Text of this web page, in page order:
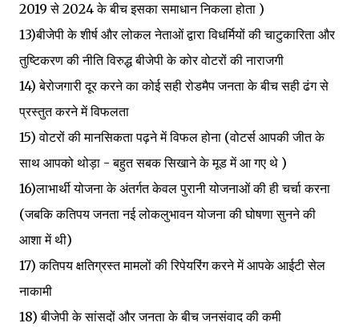
2019 से 2024 के बीच इसका समाधान निकला होता )
13)बीजेपी के शीर्ष और लोकल नेताओं द्वारा विधर्मियों की चाटुकारिता और
तुष्टिकरण की नीति विरुद्ध बीजेपी के कोर वोटरों की नाराजगी
14) बेरोजगारी दूर करने का कोई सही रोडमैप जनता के बीच सही ढंग से
प्रस्तुत करने में विफलता
15) वोटरों की मानसिकता पढ़ने में विफल होना (वोटर्स आपकी जीत के
साथ आपको थोड़ा - बहुत सबक सिखाने के मूड में आ गए थे )
16)लाभार्थी योजना के अंतर्गत केवल पुरानी योजनाओं की ही चर्चा करना
(जबकि कतिपय जनता नई लोकलुभावन योजना की घोषणा सुनने की
आशा में थी)
17) कतिपय क्षतिग्रस्त मामलों की रिपेयरिंग करने में आपके आईटी सेल
नाकामी
18) बीजेपी के सांसदों और जनता के बीच जनसंवाद की कमी